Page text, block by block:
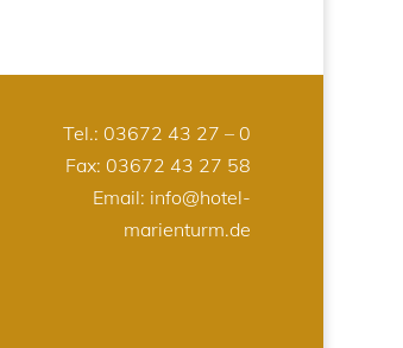
Tel.: 03672 43 27 – 0
Fax: 03672 43 27 58
Email: info@hotel-
marienturm.de